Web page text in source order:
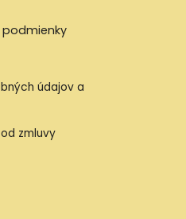
údajov a
zmluvy